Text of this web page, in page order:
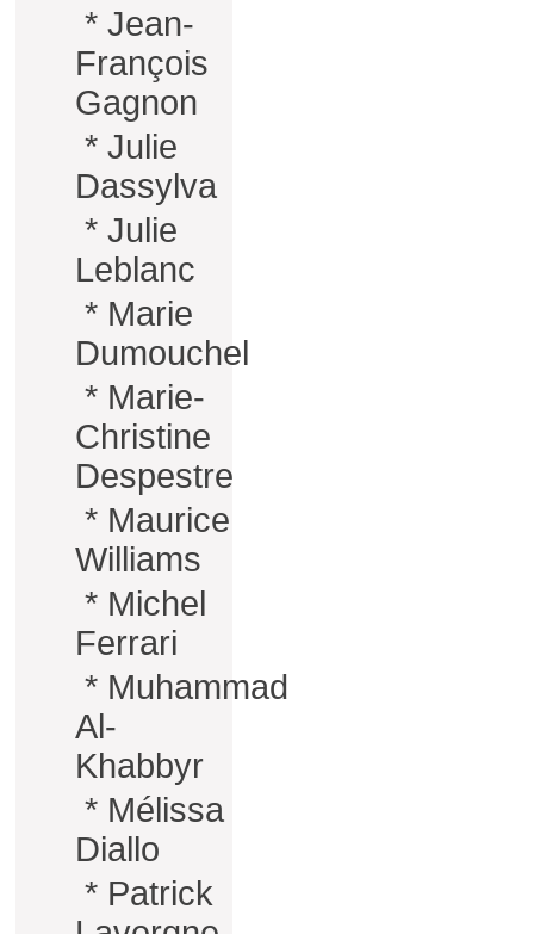
* Jean-
François
Gagnon
* Julie
Dassylva
* Julie
Leblanc
* Marie
Dumouchel
* Marie-
Christine
Despestre
* Maurice
Williams
* Michel
Ferrari
* Muhammad
Al-
Khabbyr
* Mélissa
Diallo
* Patrick